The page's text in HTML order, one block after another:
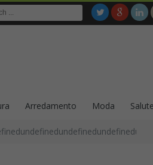
Arredamento Moda Salute